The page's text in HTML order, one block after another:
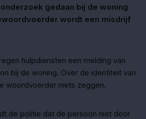
gedaan bij de woning
wordt een misdrijf
hulpdiensten een melding van
bij de woning. Over de identiteit van
woordvoerder niets zeggen.
de politie dat de persoon niet door